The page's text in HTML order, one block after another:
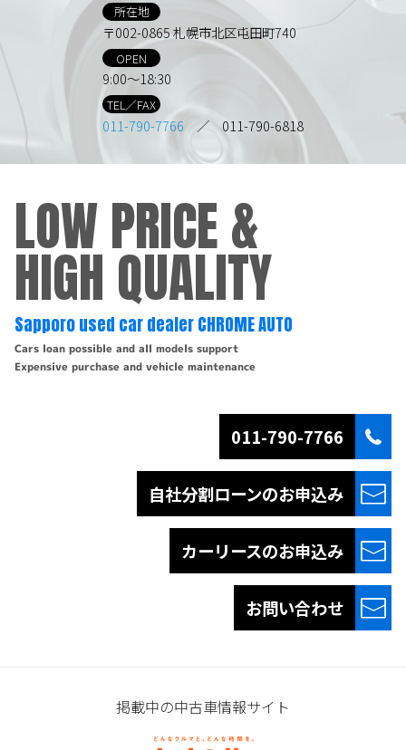
所在地
〒002-0865 札幌市北区屯田町740
OPEN
9:00～18:30
TEL／FAX
011-790-7766 ／ 011-790-6818
LOW PRICE &
HIGH QUALITY
Sapporo used car dealer CHROME AUTO
Cars loan possible and all models support
Expensive purchase and vehicle maintenance
011-790-7766
自社分割ローンのお申込み
カーリースのお申込み
お問い合わせ
掲載中の中古車情報サイト